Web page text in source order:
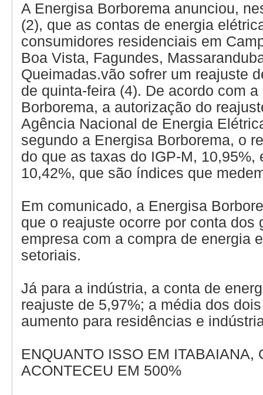
A Energisa Borborema anunciou,
(2), que as contas de energia
consumidores residenciais em
Boa Vista, Fagundes,
Queimadas.vão sofrer um reajuste
de quinta-feira (4). De acordo com a
Borborema, a autorização do
Agência Nacional de Energia
segundo a Energisa Borborema, o
do que as taxas do IGP-M, 10,95%,
10,42%, que são índices que
Em comunicado, a Energisa
que o reajuste ocorre por conta dos
empresa com a compra de energia
setoriais.
Já para a indústria, a conta de
reajuste de 5,97%; a média dos
aumento para residências e
ENQUANTO ISSO EM ITABAIANA,
ACONTECEU EM 500%